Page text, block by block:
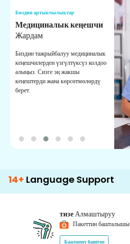
Биздин артыкчылыктар
Медициналык кеңешчи
Жардам
Биздин тажрыйбалуу медициналык
кеңешчилерден үзгүлтүксүз колдоо
алыңыз. Сизге эң жакшы
кеңештерди жана көрсөтмөлөрдү
берет.
Support 500+
тизеАлмаштыруу
Пакеттин башталышы
Баалоону баштоо